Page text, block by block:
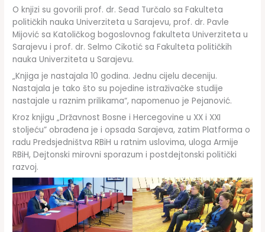
O knjizi su govorili prof. dr. Sead Turčalo sa Fakulteta
političkih nauka Univerziteta u Sarajevu, prof. dr. Pavle
Mijović sa Katoličkog bogoslovnog fakulteta Univerziteta u
Sarajevu i prof. dr. Selmo Cikotić sa Fakulteta političkih
nauka Univerziteta u Sarajevu.
„Knjiga je nastajala 10 godina. Jednu cijelu deceniju.
Nastajala je tako što su pojedine istraživačke studije
nastajale u raznim prilikama“, napomenuo je Pejanović.
Kroz knjigu „Državnost Bosne i Hercegovine u XX i XXI
stoljeću” obrađena je i opsada Sarajeva, zatim Platforma o
radu Predsjedništva RBiH u ratnim uslovima, uloga Armije
RBiH, Dejtonski mirovni sporazum i postdejtonski politički
razvoj.